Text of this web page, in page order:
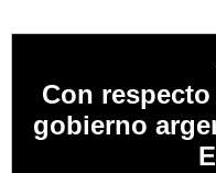
Con
gobierno